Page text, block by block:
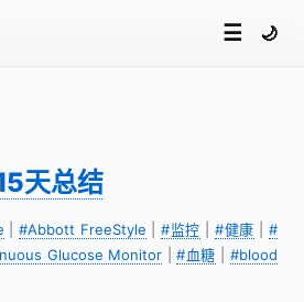
☰ 🌙
天总结
|#Abbott FreeStyle #监控 |#健康 |#
Glucose Monitor |#血糖
#blood